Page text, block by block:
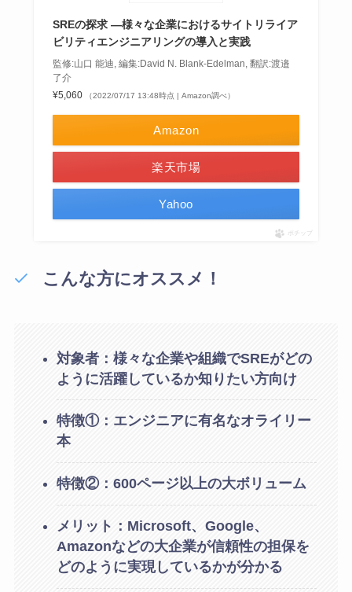
SREの探求 ―様々な企業におけるサイトリライア
ビリティエンジニアリングの導入と実践
監修:山口 能迪, 編集:David N. Blank-Edelman, 翻訳:渡邉
了介
¥5,060
（2022/07/17 13:48時点 | Amazon調べ）
Amazon
楽天市場
Yahoo
ポチップ
こんな方にオススメ！
対象者：様々な企業や組織でSREがどの
ように活躍しているか知りたい方向け
特徴①：エンジニアに有名なオライリー
本
特徴②：600ページ以上の大ボリューム
メリット：Microsoft、Google、
Amazonなどの大企業が信頼性の担保を
どのように実現しているかが分かる